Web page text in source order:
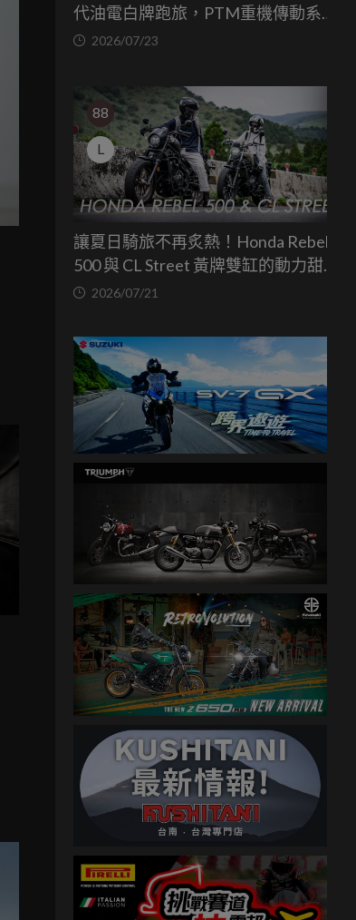
代油電白牌跑旅，PTM重機傳動系統
與8公斤減重的操控饗宴
2026/07/23
88
L
讓夏日騎旅不再炙熱！Honda Rebel
500 與 CL Street 黃牌雙缸的動力甜蜜
點 2026/07/21